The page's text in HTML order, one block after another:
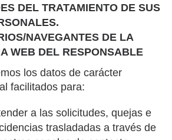
DEL TRATAMIENTO DE SUS
NAVEGANTES DE LA
WEB DEL RESPONSABLE
los datos de carácter
facilitados para:
a las solicitudes, quejas e
trasladadas a través de